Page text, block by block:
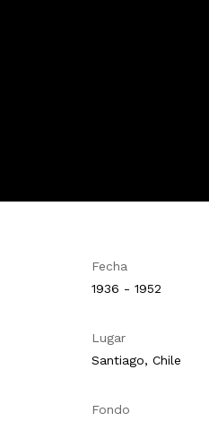
Fecha
1936 - 1952
Lugar
Santiago, Chile
Fondo